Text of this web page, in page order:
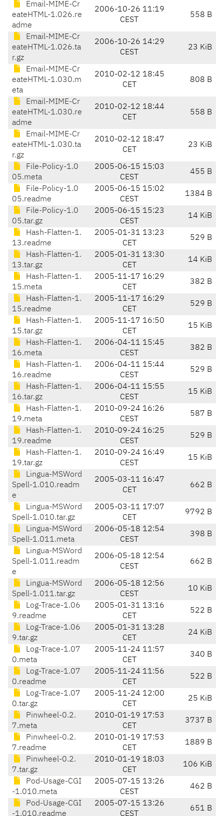
Email-MIME-Cr
eateHTML-1.026.re
adme
2006-10-26 11:19
CEST
558 B
Email-MIME-Cr
eateHTML-1.026.ta
r.gz
2006-10-26 14:29
CEST
23 KiB
Email-MIME-Cr
eateHTML-1.030.m
eta
2010-02-12 18:45
CET
808 B
Email-MIME-Cr
eateHTML-1.030.re
adme
2010-02-12 18:44
CET
558 B
Email-MIME-Cr
eateHTML-1.030.ta
r.gz
2010-02-12 18:47
CET
23 KiB
File-Policy-1.0
05.meta
2005-06-15 15:03
CEST
455 B
File-Policy-1.0
05.readme
2005-06-15 15:02
CEST
1384 B
File-Policy-1.0
05.tar.gz
2005-06-15 15:23
CEST
14 KiB
Hash-Flatten-1.
13.readme
2005-01-31 13:23
CET
529 B
Hash-Flatten-1.
13.tar.gz
2005-01-31 13:30
CET
14 KiB
Hash-Flatten-1.
15.meta
2005-11-17 16:29
CET
382 B
Hash-Flatten-1.
15.readme
2005-11-17 16:29
CET
529 B
Hash-Flatten-1.
15.tar.gz
2005-11-17 16:50
CET
15 KiB
Hash-Flatten-1.
16.meta
2006-04-11 15:45
CEST
382 B
Hash-Flatten-1.
16.readme
2006-04-11 15:44
CEST
529 B
Hash-Flatten-1.
16.tar.gz
2006-04-11 15:55
CEST
15 KiB
Hash-Flatten-1.
19.meta
2010-09-24 16:26
CEST
587 B
Hash-Flatten-1.
19.readme
2010-09-24 16:25
CEST
529 B
Hash-Flatten-1.
19.tar.gz
2010-09-24 16:49
CEST
15 KiB
Lingua-MSWord
Spell-1.010.readm
e
2005-03-11 16:47
CET
662 B
Lingua-MSWord
Spell-1.010.tar.gz
2005-03-11 17:07
CET
9792 B
Lingua-MSWord
Spell-1.011.meta
2006-05-18 12:54
CEST
398 B
Lingua-MSWord
Spell-1.011.readm
e
2006-05-18 12:54
CEST
662 B
Lingua-MSWord
Spell-1.011.tar.gz
2006-05-18 12:56
CEST
10 KiB
Log-Trace-1.06
9.readme
2005-01-31 13:16
CET
522 B
Log-Trace-1.06
9.tar.gz
2005-01-31 13:28
CET
24 KiB
Log-Trace-1.07
0.meta
2005-11-24 11:57
CET
340 B
Log-Trace-1.07
0.readme
2005-11-24 11:56
CET
522 B
Log-Trace-1.07
0.tar.gz
2005-11-24 12:00
CET
25 KiB
Pinwheel-0.2.
7.meta
2010-01-19 17:53
CET
3737 B
Pinwheel-0.2.
7.readme
2010-01-19 17:53
CET
1889 B
Pinwheel-0.2.
7.tar.gz
2010-01-19 18:03
CET
106 KiB
Pod-Usage-CGI
-1.010.meta
2005-07-15 13:26
CEST
462 B
Pod-Usage-CGI
-1.010.readme
2005-07-15 13:26
CEST
651 B